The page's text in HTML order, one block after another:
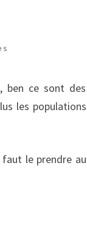
ben ce sont des
les populations
le prendre au